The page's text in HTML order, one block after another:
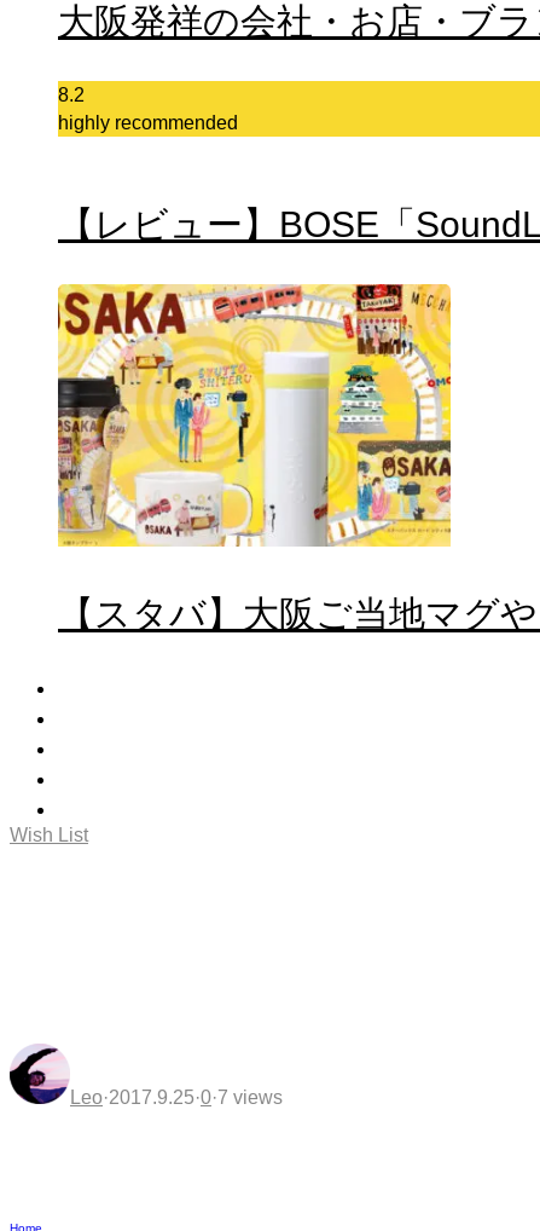
大阪発祥の会社・お店・ブ
8.2
highly recommended
【レビュー】BOSE「
【スタバ】大阪ご当地マグ
Wish List
Leo·2017.9.25·0·7 views
Home